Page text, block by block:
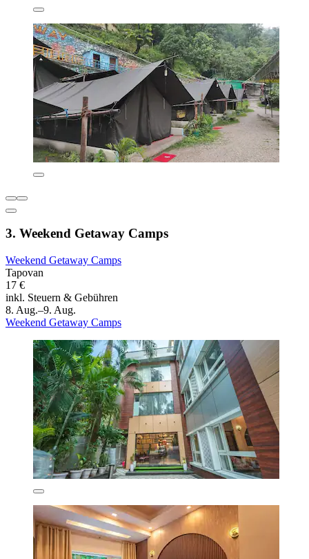
3. Weekend Getaway Camps
Weekend Getaway Camps
Tapovan
17 €
inkl. Steuern & Gebühren
8. Aug.–9. Aug.
Weekend Getaway Camps